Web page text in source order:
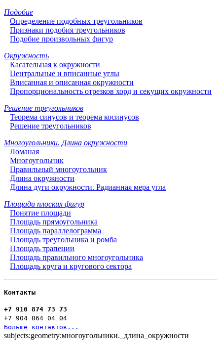
Подобие
Определение подобных треугольников
Признаки подобия треугольников
Подобие произвольных фигур
Окружность
Касательная к окружности
Центральные и вписанные углы
Вписанная и описанная окружности
Пропорциональность отрезков хорд и секущих окружности
Решение треугольников
Теорема синусов и теорема косинусов
Решение треугольников
Многоугольники. Длина окружности
Ломаная
Многоугольник
Правильный многоугольник
Длина окружности
Длина дуги окружности. Радианная мера угла
Площади плоских фигур
Понятие площади
Площадь прямоугольника
Площадь параллелограмма
Площадь треугольника и ромба
Площадь трапеции
Площадь правильного многоугольника
Площадь круга и кругового сектора
Контакты
+7 910 874 73 73
+7 904 064 04 04
Больше контактов...
subjects:geometry:многоугольники._длина_окружности